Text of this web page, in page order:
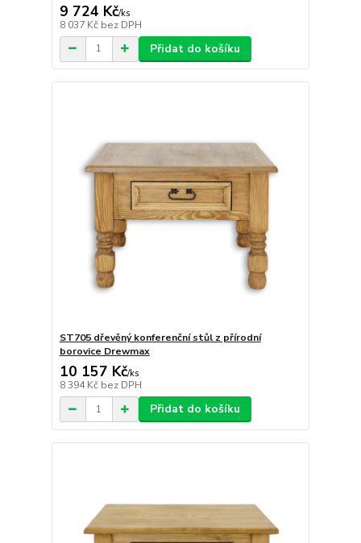
9 724 Kč/ks
8 037 Kč bez DPH
Přidat do košíku
ST705 dřevěný konferenční stůl z přírodní
borovice Drewmax
10 157 Kč/ks
8 394 Kč bez DPH
Přidat do košíku